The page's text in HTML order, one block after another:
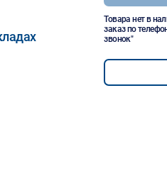
Товара нет в
заказ по
звонок"